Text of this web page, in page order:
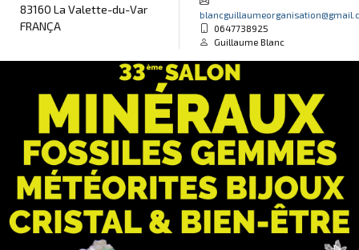
83160 La Valette-du-Var
FRANÇA
0647738925
Guillaume Blanc